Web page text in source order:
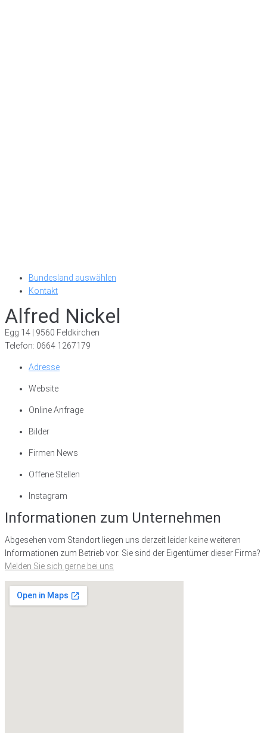
Bundesland auswählen
Kontakt
Alfred Nickel
Egg 14 | 9560 Feldkirchen
Telefon: 0664 1267179
Adresse
Website
Online Anfrage
Bilder
Firmen News
Offene Stellen
Instagram
Informationen zum Unternehmen
Abgesehen vom Standort liegen uns derzeit leider keine weiteren
Informationen zum Betrieb vor. Sie sind der Eigentümer dieser Firma?
Melden Sie sich gerne bei uns